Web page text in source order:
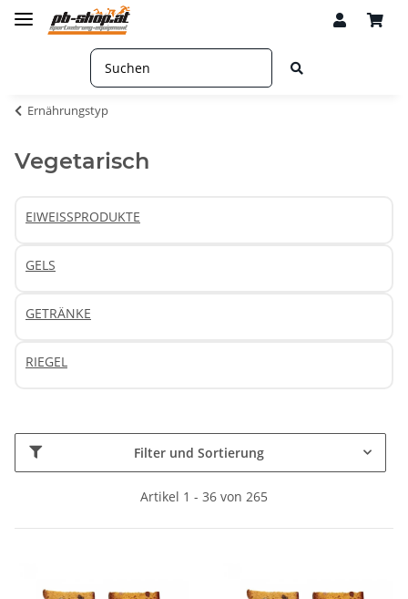
Ernährungstyp
Vegetarisch
EIWEISSPRODUKTE
GELS
GETRÄNKE
RIEGEL
Filter und Sortierung
Artikel 1 - 36 von 265